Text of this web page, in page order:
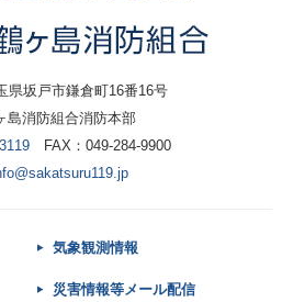
県坂戸市鎌倉町16番16号
島消防組合消防本部
FAX：049-284-9900
気象観測情報
災害情報等メール配信